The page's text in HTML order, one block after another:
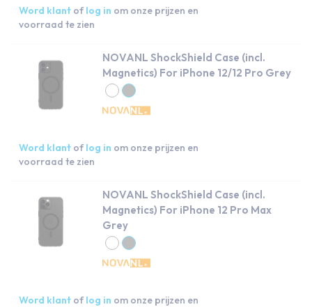
Word klant of log in om onze prijzen en
voorraad te zien
NOVANL ShockShield Case (incl.
Magnetics) For iPhone 12/12 Pro Grey
Word klant of log in om onze prijzen en
voorraad te zien
NOVANL ShockShield Case (incl.
Magnetics) For iPhone 12 Pro Max
Grey
Word klant of log in om onze prijzen en